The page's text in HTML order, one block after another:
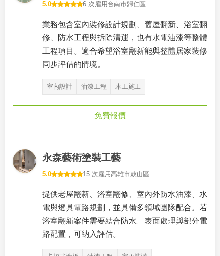
5.0 6 次雇用 台南市歸仁區
業務包含室內裝修設計規劃、舊屋翻新、浴室翻
修、防水工程與拆除清運，也有水電油漆等整體
工程項目。適合希望浴室翻新能與整體居家裝修
同步評估的情境。
室內設計 油漆工程 木工施工
免費報價
永森藝術塗裝工藝
5.0 15 次雇用高雄市鼓山區
提供老屋翻新、浴室翻修、室內外防水油漆、水
電與燈具電路規劃，並具備多領域團隊配合。若
浴室翻新案件需要結合防水、表面處理與部分電
路配置，可納入評估。